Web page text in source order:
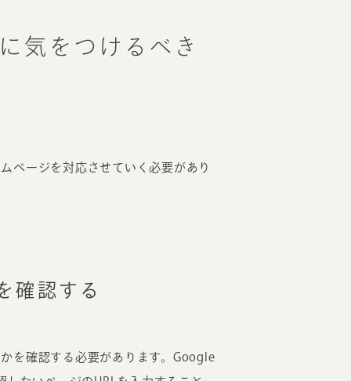
気をつけるべき
ページを対応させていく必要があり
確認する
を確認する必要があります。Google